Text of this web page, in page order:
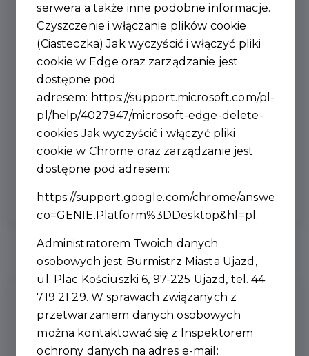
Artur Pawlak: "Wotum Zaufania i Absolutorium to
efekt pracy wielu osób – siłą Gminy Ujazd są ludzie, a
ja mam zaszczyt współpracować z najlepszym
zespołem
"
Zachęcamy do zapoznania się z Raportem o stanie
Gminy za rok 2025 na stronie https://bip.ujazd.com.pl/
Relacja foto
https://www.facebook.com/ujazdgmina
OstatnieAktualności
serwera a także inne podobne informacje.
Czyszczenie i włączanie plików cookie
(Ciasteczka) Jak wyczyścić i włączyć pliki
cookie w Edge oraz zarządzanie jest
dostępne pod
adresem: https://support.microsoft.com/pl-
pl/help/4027947/microsoft-edge-delete-
cookies Jak wyczyścić i włączyć pliki
cookie w Chrome oraz zarządzanie jest
dostępne pod adresem:
https://support.google.com/chrome/answer/
co=GENIE.Platform%3DDesktop&hl=pl .
Administratorem Twoich danych
osobowych jest Burmistrz Miasta Ujazd,
ul. Plac Kościuszki 6, 97-225 Ujazd, tel. 44
719 21 29. W sprawach związanych z
przetwarzaniem danych osobowych
można kontaktować się z Inspektorem
ochrony danych na adres e-mail: